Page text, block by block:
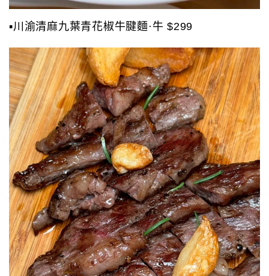
▪️川渝清麻九葉青花椒牛腱麵·牛 $299